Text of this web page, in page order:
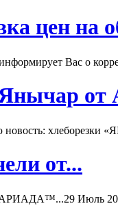
цен на
Вас о
от
хлеборезки
от...
АРИАДА™...29 Июль